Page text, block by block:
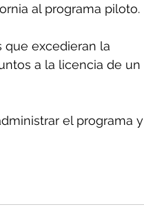
al programa piloto.
que excedieran la
a la licencia de un
el programa y